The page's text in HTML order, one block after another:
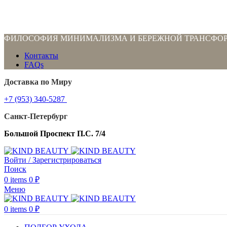
ФИЛОСОФИЯ МИНИМАЛИЗМА И БЕРЕЖНОЙ
Контакты
FAQs
Доставка по Миру
+7 (953) 340-5287
Санкт-Петербург
Большой Проспект П.С. 7/4
Войти / Зарегистрироваться
Поиск
0 items 0 ₽
Меню
0 items 0 ₽